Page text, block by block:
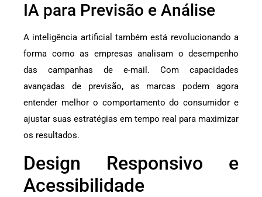
IA para Previsão e Análise
A inteligência artificial também está revolucionando a
forma como as empresas analisam o desempenho
das campanhas de e-mail. Com capacidades
avançadas de previsão, as marcas podem agora
entender melhor o comportamento do consumidor e
ajustar suas estratégias em tempo real para maximizar
os resultados.
Design Responsivo e
Acessibilidade